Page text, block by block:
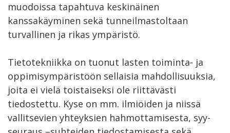
muodoissa tapahtuva keskinäinen
kanssakäyminen sekä tunneilmastoltaan
turvallinen ja rikas ympäristö.
Tietotekniikka on tuonut lasten toiminta- ja
oppimisympäristöön sellaisia mahdollisuuksia,
joita ei vielä toistaiseksi ole riittävästi
tiedostettu. Kyse on mm. ilmiöiden ja niissä
vallitsevien yhteyksien hahmottamisesta, syy-